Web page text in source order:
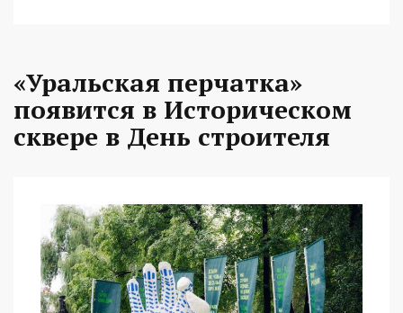
«Уральская перчатка»
появится в Историческом
сквере в День строителя